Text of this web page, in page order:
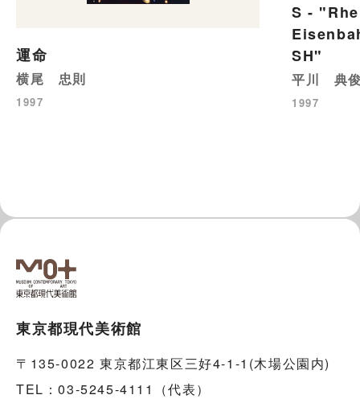
運命
横尾 忠則
1997
S -
SH"
平川 典
1997
東京都現代美術館
〒135-0022 東京都江東区三好4-1-1(木場公園内)
TEL：03-5245-4111（代表）